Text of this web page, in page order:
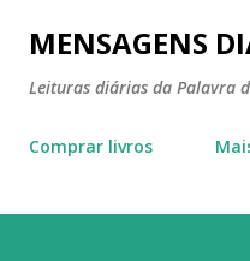
Pular para o
MENSAGENS
Leituras diárias da Palavra
Comprar livros